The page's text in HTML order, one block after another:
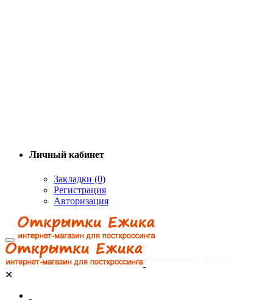
Личный кабинет
Закладки (0)
Регистрация
Авторизация
✕